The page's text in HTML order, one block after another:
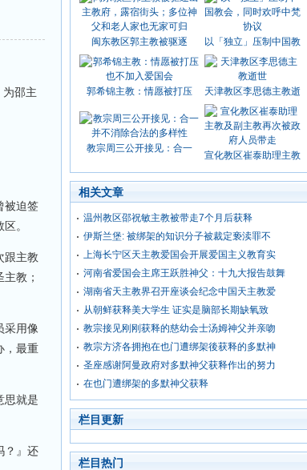
邵主
被迫签
。
跟主教
教；
采用像
，最重
思就是
？』还
闽东教区郭主教被驱逐 以「独立」压制中国教
郭希锦主教：情愿被打压 天津教区李思德主教逝
教宗周三公开接见：合一
宣化教区崔泰助理主教
相关文章
温州教区邵祝敏主教被带走7个月后获释
伊斯兰堡: 被绑架的知识分子被裁定亵渎罪不
上海长宁区天主教爱国会开展爱国主义教育实
河南省爱国会主席王跃胜神父：十九大报告鼓舞
湖南省天主教界召开座谈会纪念中国天主教爱
从朝鲜获释美大学生 证实是脑部长期缺氧致
教宗接见刚刚获释的慈幼会士汤姆神父并亲吻
教宗方济各拥抱在也门遭绑架後获释的多默神
圣座感谢阿曼政府对多默神父获释作出的努力
在也门遭绑架的多默神父获释
栏目更新
栏目热门